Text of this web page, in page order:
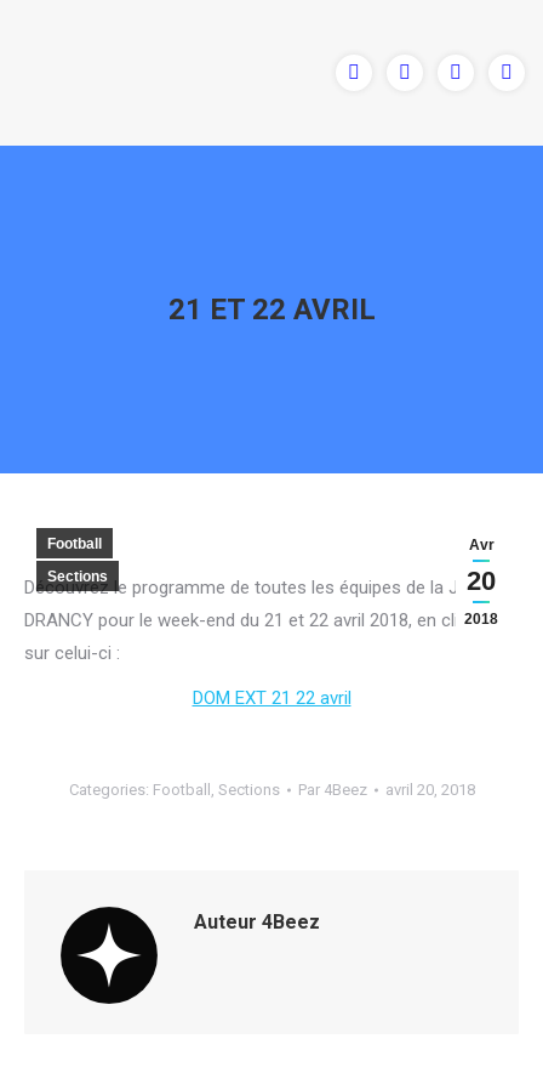
21 ET 22 AVRIL
Avr
20
2018
Football
Sections
Découvrez le programme de toutes les équipes de la JA
DRANCY pour le week-end du 21 et 22 avril 2018, en cliquant
sur celui-ci :
DOM EXT 21 22 avril
Categories: Football , Sections Par 4Beez avril 20, 2018
Auteur 4Beez